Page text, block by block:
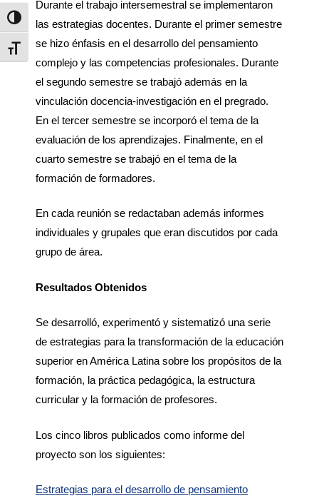
Alternar alto contraste
Alternar tamaño de letra
Durante el trabajo intersemestral se implementaron
las estrategias docentes. Durante el primer semestre
se hizo énfasis en el desarrollo del pensamiento
complejo y las competencias profesionales. Durante
el segundo semestre se trabajó además en la
vinculación docencia-investigación en el pregrado.
En el tercer semestre se incorporó el tema de la
evaluación de los aprendizajes. Finalmente, en el
cuarto semestre se trabajó en el tema de la
formación de formadores.
En cada reunión se redactaban además informes
individuales y grupales que eran discutidos por cada
grupo de área.
Resultados Obtenidos
Se desarrolló, experimentó y sistematizó una serie
de estrategias para la transformación de la educación
superior en América Latina sobre los propósitos de la
formación, la práctica pedagógica, la estructura
curricular y la formación de profesores.
Los cinco libros publicados como informe del
proyecto son los siguientes:
Estrategias para el desarrollo de pensamiento